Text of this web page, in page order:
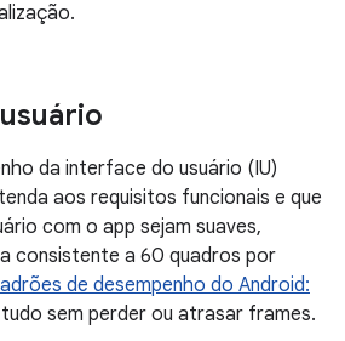
da interface do usuário (IU)
aos requisitos funcionais e que
com o app sejam suaves,
consistente a 60 quadros por
de desempenho do Android:
tudo sem perder ou atrasar frames.